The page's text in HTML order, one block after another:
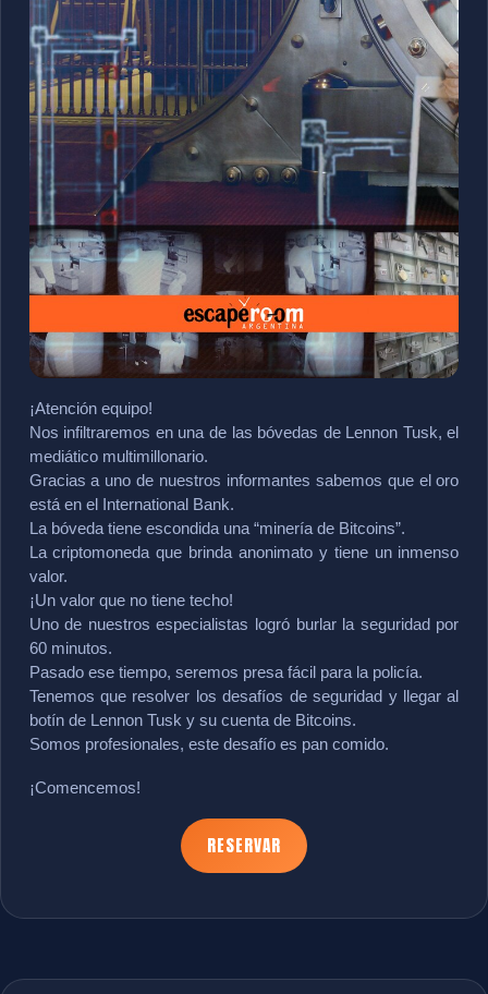
¡Atención equipo!
Nos infiltraremos en una de las bóvedas de Lennon Tusk, el
mediático multimillonario.
Gracias a uno de nuestros informantes sabemos que el oro
está en el International Bank.
La bóveda tiene escondida una “minería de Bitcoins”.
La criptomoneda que brinda anonimato y tiene un inmenso
valor.
¡Un valor que no tiene techo!
Uno de nuestros especialistas logró burlar la seguridad por
60 minutos.
Pasado ese tiempo, seremos presa fácil para la policía.
Tenemos que resolver los desafíos de seguridad y llegar al
botín de Lennon Tusk y su cuenta de Bitcoins.
Somos profesionales, este desafío es pan comido.
¡Comencemos!
RESERVAR